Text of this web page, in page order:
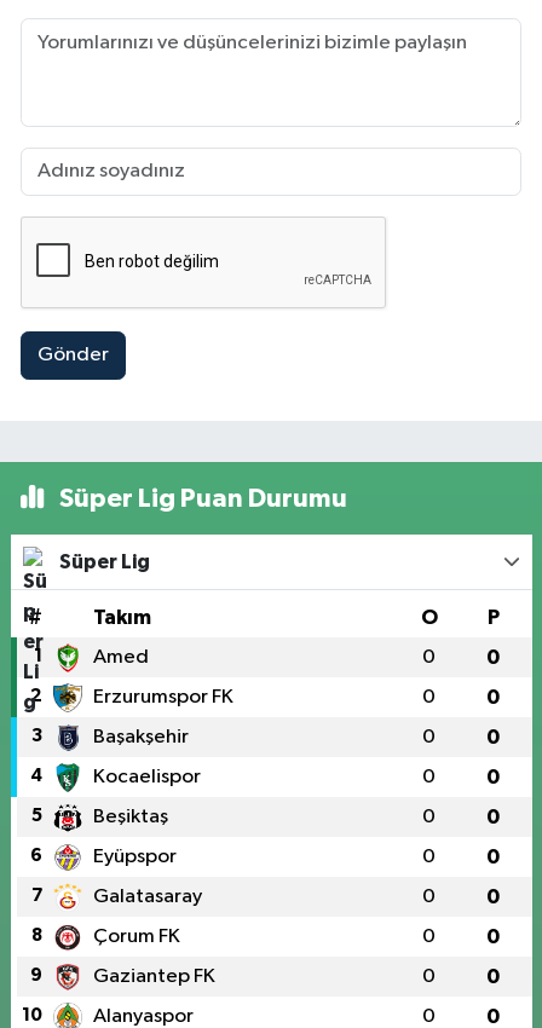
Gönder
Süper Lig Puan Durumu
Süper Lig
# Takım O P
1 Amed 0 0
2 Erzurumspor FK 0 0
3 Başakşehir 0 0
4 Kocaelispor 0 0
5 Beşiktaş 0 0
6 Eyüpspor 0 0
7 Galatasaray 0 0
8 Çorum FK 0 0
9 Gaziantep FK 0 0
10 Alanyaspor 0 0